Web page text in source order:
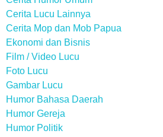
Cerita Lucu Lainnya
Cerita Mop dan Mob Papua
Ekonomi dan Bisnis
Film / Video Lucu
Foto Lucu
Gambar Lucu
Humor Bahasa Daerah
Humor Gereja
Humor Politik